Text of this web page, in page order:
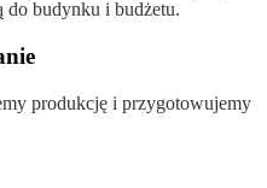
do budynku i budżetu.
produkcję i przygotowujemy